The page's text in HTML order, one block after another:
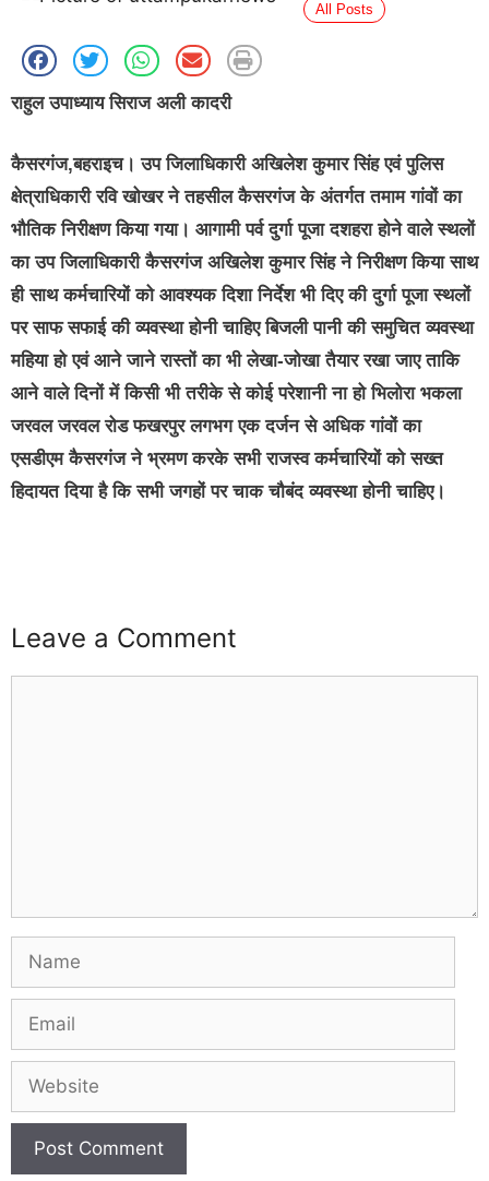
All Posts
राहुल उपाध्याय सिराज अली कादरी
कैसरगंज,बहराइच। उप जिलाधिकारी अखिलेश कुमार सिंह एवं पुलिस
क्षेत्राधिकारी रवि खोखर ने तहसील कैसरगंज के अंतर्गत तमाम गांवों का
भौतिक निरीक्षण किया गया। आगामी पर्व दुर्गा पूजा दशहरा होने वाले स्थलों
का उप जिलाधिकारी कैसरगंज अखिलेश कुमार सिंह ने निरीक्षण किया साथ
ही साथ कर्मचारियों को आवश्यक दिशा निर्देश भी दिए की दुर्गा पूजा स्थलों
पर साफ सफाई की व्यवस्था होनी चाहिए बिजली पानी की समुचित व्यवस्था
महिया हो एवं आने जाने रास्तों का भी लेखा-जोखा तैयार रखा जाए ताकि
आने वाले दिनों में किसी भी तरीके से कोई परेशानी ना हो भिलोरा भकला
जरवल जरवल रोड फखरपुर लगभग एक दर्जन से अधिक गांवों का
एसडीएम कैसरगंज ने भ्रमण करके सभी राजस्व कर्मचारियों को सख्त
हिदायत दिया है कि सभी जगहों पर चाक चौबंद व्यवस्था होनी चाहिए।
Leave a Comment